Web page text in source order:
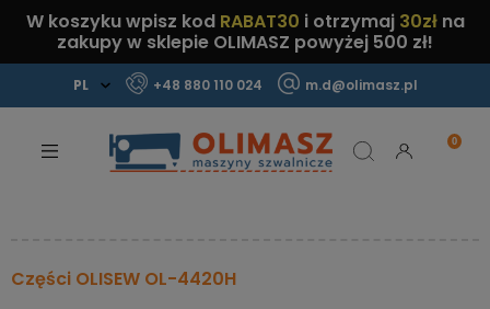
W koszyku wpisz kod RABAT30 i otrzymaj 30złna
zakupy w sklepie OLIMASZ powyżej 500 zł!
+48 880 110 024 m.d@olimasz.pl
Sprawdź!
Części OLISEW OL-4420H